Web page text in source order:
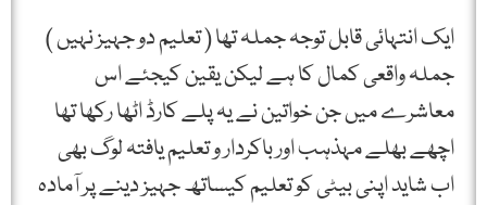
ایک انتہائی قابل توجہ جملہ تھا ( تعلیم دو جہیز نہیں )
جملہ واقعی کمال کا ہے لیکن یقین کیجئے اس
معاشرے میں جن خواتین نے یہ پلے کارڈ اٹھا رکھا تھا
اچھے بھلے مہذہب اور باکردار و تعلیم یافتہ لوگ بھی
اب شاید اپنی بیٹی کو تعلیم کیساتھ جہیز دینے پر آمادہ